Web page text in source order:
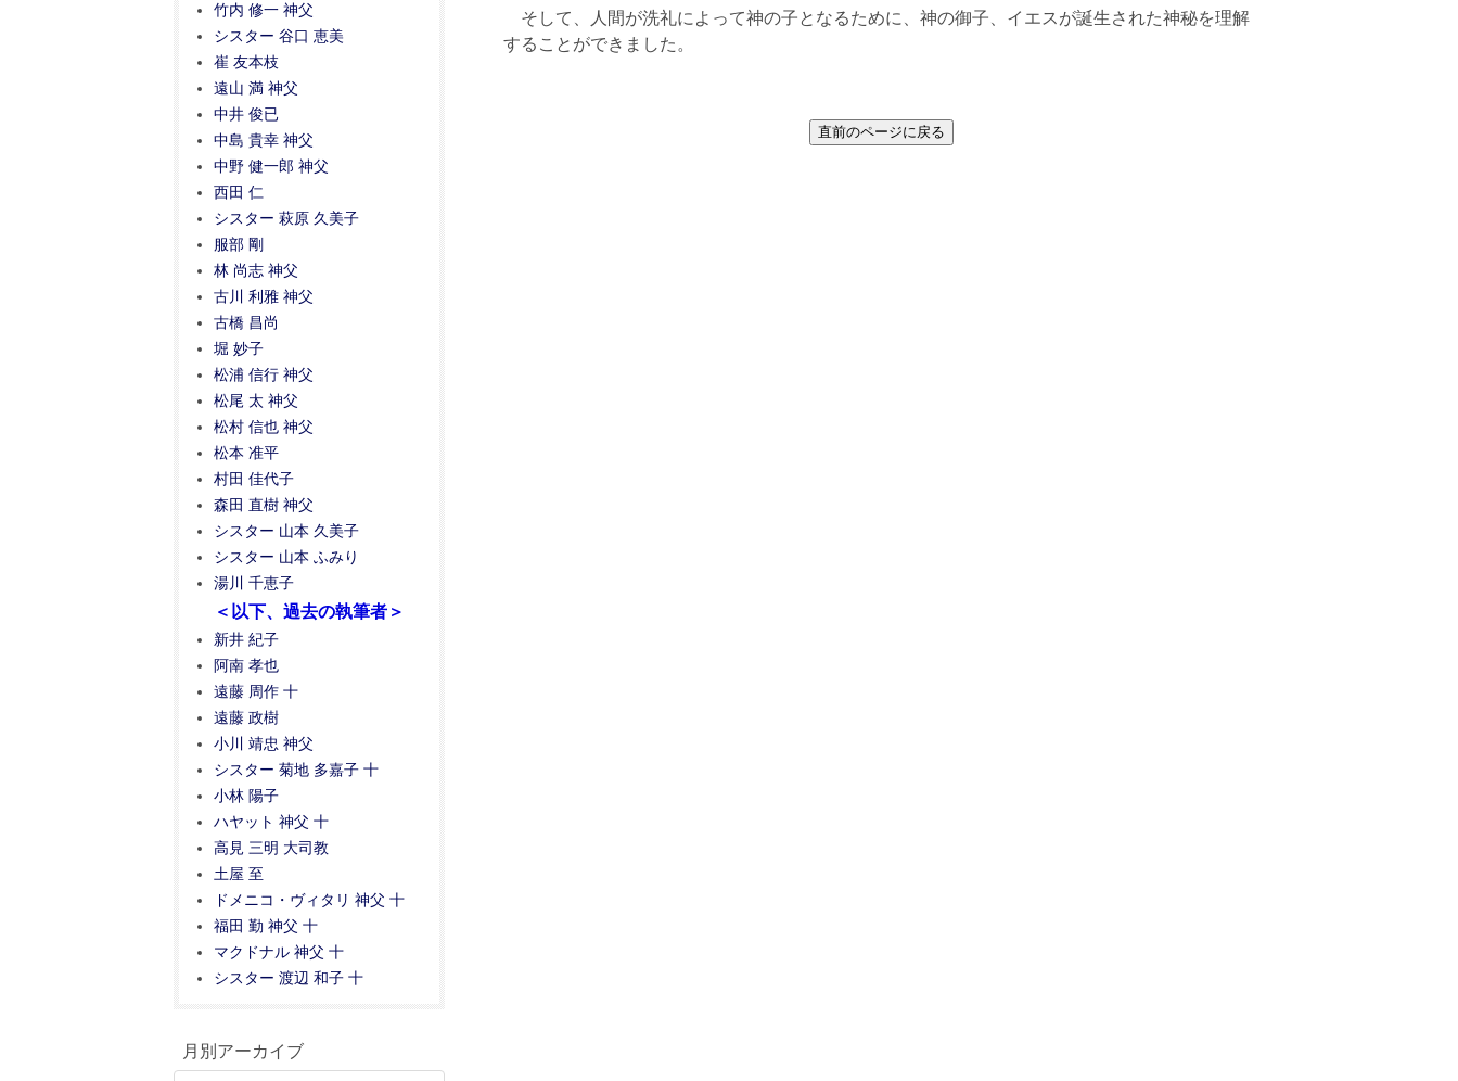
そして、人間が洗礼によって神の子となるために、神の御子、イエスが誕生された神秘を理解
することができました。
竹内 修一 神父
シスター 谷口 恵美
崔 友本枝
遠山 満 神父
中井 俊已
中島 貴幸 神父
中野 健一郎 神父
西田 仁
シスター 萩原 久美子
服部 剛
林 尚志 神父
古川 利雅 神父
古橋 昌尚
堀 妙子
松浦 信行 神父
松尾 太 神父
松村 信也 神父
松本 准平
村田 佳代子
森田 直樹 神父
シスター 山本 久美子
シスター 山本 ふみり
湯川 千恵子
＜以下、過去の執筆者＞
新井 紀子
阿南 孝也
遠藤 周作 十
遠藤 政樹
小川 靖忠 神父
シスター 菊地 多嘉子 十
小林 陽子
ハヤット 神父 十
高見 三明 大司教
土屋 至
ドメニコ・ヴィタリ 神父 十
福田 勤 神父 十
マクドナル 神父 十
シスター 渡辺 和子 十
月別アーカイブ